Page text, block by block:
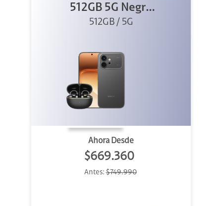
512GB 5G Negro
+ Clip 2
512GB / 5G
Ahora Desde
$669.360
Antes:$749.990